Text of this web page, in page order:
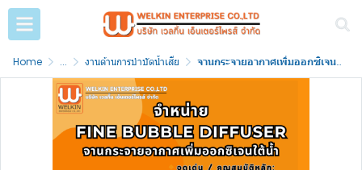
Home ... งานด้านการบำบัดน้ำเสีย จานกระจายอากาศเพิ่มออกซิเจนใต้น้ำ (Fine Bubble Diffuser)